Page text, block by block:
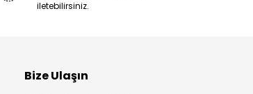
iletebilirsiniz.
Bize Ulaşın